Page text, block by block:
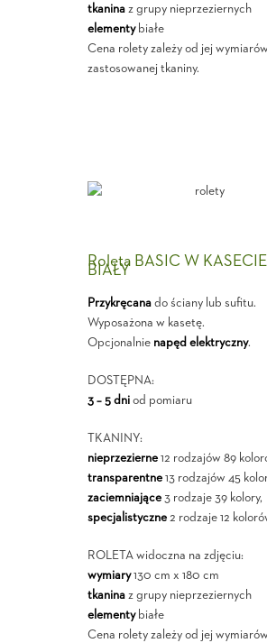
tkaninaz grupy nieprzeziernych
elementybiałe
Cena rolety zależy od jej
zastosowanej tkaniny.
Roleta BASIC W
BIAŁY
Przykręcanado ściany lub sufitu.
Wyposażona w kasetę.
Opcjonalnie napęd elektryczny.
DOSTĘPNA:
3 – 5 dniod pomiaru
TKANINY:
nieprzezierne12 rodzajów 89
transparentne13 rodzajów 45
zaciemniające3 rodzaje 39 kolory,
specjalistyczne2 rodzaje 12
ROLETA widoczna na zdjęciu:
wymiary130 cm x 180 cm
tkaninaz grupy nieprzeziernych
elementybiałe
Cena rolety zależy od jej